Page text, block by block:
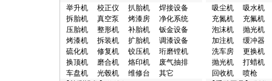
·电器仪表/广州市 10元
·缓冲器/郑州市 10元
·检漏仪/武汉市 10元
·发动机配件/廊坊市 10元
·转向配件/广州市 10元
·清洗设备/沧州市 10元
·传动配件/其它地区 10元
举升机
校正仪 扒胎机
焊接设备
拆胎机
真空泵 烤漆房
净化系统
压胎机
整形机 补胎机
钣金设备
烤漆机
拆装机 扩胎机
调漆设备
硫化机
修复机 铰压机
珩磨镗机
换顶机
磨合机 烙印机
废气抽排
车盘机
光毂机 维修台
其它
吸尘机
吸水机
充氮机
充氟机
泡沫机
抛光机
加注机
缓冲器
洗车房
更换机
抛光机
打蜡机
回收机
喷枪